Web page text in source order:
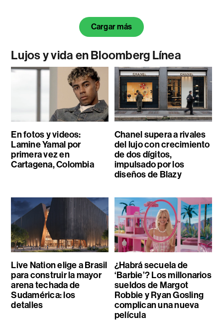
Cargar más
Lujos y vida en Bloomberg Línea
En fotos y videos:
Lamine Yamal por
primera vez en
Cartagena, Colombia
Chanel supera a rivales
del lujo con crecimiento
de dos dígitos,
impulsado por los
diseños de Blazy
Live Nation elige a Brasil
para construir la mayor
arena techada de
Sudamérica: los
detalles
¿Habrá secuela de
‘Barbie’? Los millonarios
sueldos de Margot
Robbie y Ryan Gosling
complican una nueva
película